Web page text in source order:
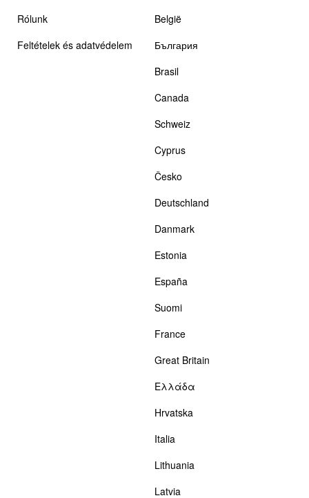
Rólunk
Feltételek és adatvédelem
België
България
Brasil
Canada
Schweiz
Cyprus
Česko
Deutschland
Danmark
Estonia
España
Suomi
France
Great Britain
Ελλάδα
Hrvatska
Italia
Lithuania
Latvia